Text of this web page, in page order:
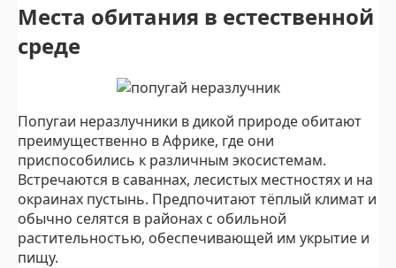
Места обитания в естественной
среде
Попугаи неразлучники в дикой природе обитают
преимущественно в Африке, где они
приспособились к различным экосистемам.
Встречаются в саваннах, лесистых местностях и на
окраинах пустынь. Предпочитают тёплый климат и
обычно селятся в районах с обильной
растительностью, обеспечивающей им укрытие и
пищу.